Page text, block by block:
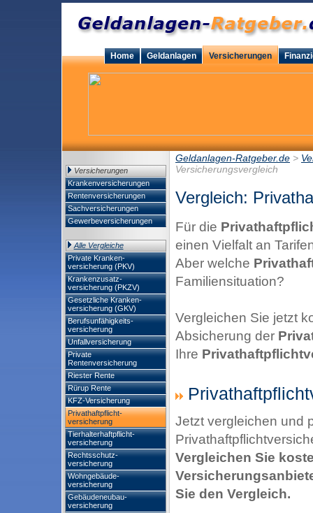
Home Geldanlagen Versicherungen
Versicherungen
Krankenversicherungen
Rentenversicherungen
Sachversicherungen
Gewerbeversicherungen
Alle Vergleiche
Private Kranken-
versicherung (PKV)
Krankenzusatz-
versicherung (PKZV)
Gesetzliche Kranken-
versicherung (GKV)
Berufsunfähigkeits-
versicherung
Unfallversicherung
Private
Rentenversicherung
Riester Rente
Rürup Rente
KFZ-Versicherung
Privathaftpflicht-
versicherung
Tierhalterhaftpflicht-
versicherung
Rechtsschutz-
versicherung
Wohngebäude-
versicherung
Gebäudeneubau-
versicherung
Geldanlagen-Ratgeber.de >
Versicherungsvergleich
Vergleich:
Für die
einen Vielfalt an
Aber welche
Familiensituation?
Vergleichen Sie jetzt
Absicherung der
Ihre
Jetzt vergleichen und
Vergleichen Sie
Sie den Vergleich.